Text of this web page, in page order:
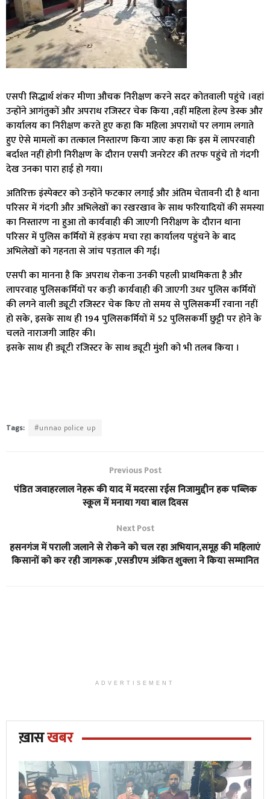
एसपी सिद्धार्थ शंकर मीणा औचक निरीक्षण करने सदर कोतवाली पहुंचे ।वहां
उन्होंने आगंतुकों और अपराध रजिस्टर चेक किया ,वहीं महिला हेल्प डेस्क और
कार्यालय का निरीक्षण करते हुए कहा कि महिला अपराधों पर लगाम लगाते
हुए ऐसे मामलों का तत्काल निस्तारण किया जाए कहा कि इस में लापरवाही
बर्दाश्त नहीं होगी निरीक्षण के दौरान एसपी जनरेटर की तरफ पहुंचे तो गंदगी
देख उनका पारा हाई हो गया।
अतिरिक्त इंस्पेक्टर को उन्होंने फटकार लगाई और अंतिम चेतावनी दी है थाना
परिसर में गंदगी और अभिलेखों का रखरखाव के साथ फरियादियों की समस्या
का निस्तारण ना हुआ तो कार्यवाही की जाएगी निरीक्षण के दौरान थाना
परिसर में पुलिस कर्मियों में हड़कंप मचा रहा कार्यालय पहुंचने के बाद
अभिलेखों को गहनता से जांच पड़ताल की गई।
एसपी का मानना है कि अपराध रोकना उनकी पहली प्राथमिकता है और
लापरवाह पुलिसकर्मियों पर कड़ी कार्यवाही की जाएगी उधर पुलिस कर्मियों
की लगने वाली ड्यूटी रजिस्टर चेक किए तो समय से पुलिसकर्मी रवाना नहीं
हो सके, इसके साथ ही 194 पुलिसकर्मियों में 52 पुलिसकर्मी छुट्टी पर होने के
चलते नाराजगी जाहिर की।
इसके साथ ही ड्यूटी रजिस्टर के साथ ड्यूटी मुंशी को भी तलब किया ।
Tags: #unnao police up
Previous Post
पंडित जवाहरलाल नेहरू की याद में मदरसा रईस निजामुद्दीन हक पब्लिक
स्कूल में मनाया गया बाल दिवस
Next Post
हसनगंज में पराली जलाने से रोकने को चल रहा अभियान,समूह की महिलाएं
किसानों को कर रही जागरूक ,एसडीएम अंकित शुक्ला ने किया सम्मानित
ADVERTISEMENT
ख़ासखबर